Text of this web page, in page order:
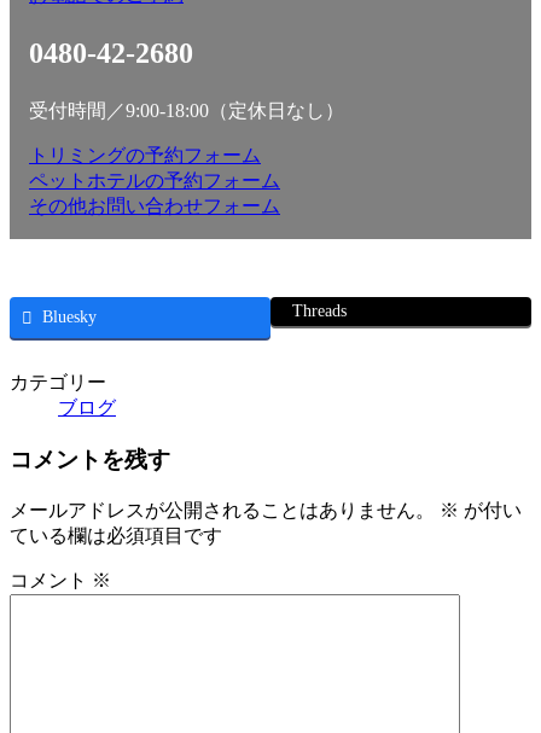
0480-42-2680
受付時間／9:00-18:00（定休日なし）
トリミングの予約フォーム
ペットホテルの予約フォーム
その他お問い合わせフォーム
Bluesky Threads
カテゴリー
ブログ
コメントを残す
メールアドレスが公開されることはありません。 ※ が付い
ている欄は必須項目です
コメント ※